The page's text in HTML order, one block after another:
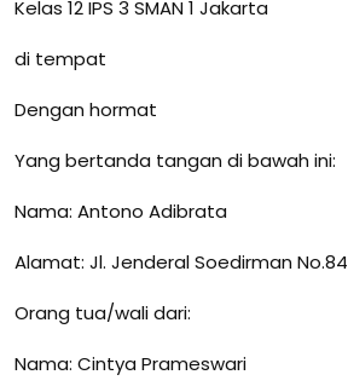
Kelas 12 IPS 3 SMAN 1 Jakarta
di tempat
Dengan hormat
Yang bertanda tangan di bawah ini:
Nama: Antono Adibrata
Alamat: Jl. Jenderal Soedirman No.84
Orang tua/wali dari:
Nama: Cintya Prameswari